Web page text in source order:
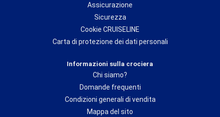
Assicurazione
Sicurezza
Cookie CRUISELINE
Carta di protezione dei dati personali
Informazioni sulla crociera
Chi siamo?
Domande frequenti
Condizioni generali di vendita
Mappa del sito